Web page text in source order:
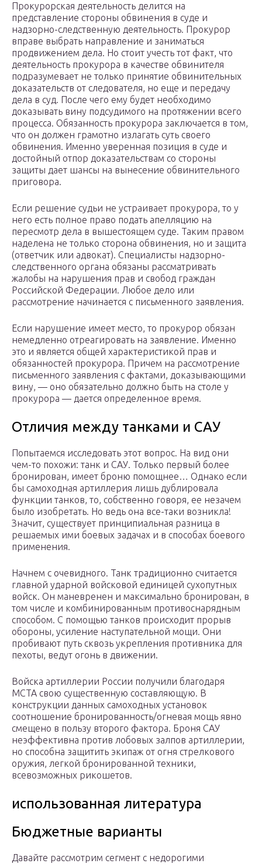
Прокурорская деятельность делится на
представление стороны обвинения в суде и
надзорно-следственную деятельность. Прокурор
вправе выбрать направление и заниматься
продвижением дела. Но стоит учесть тот факт, что
деятельность прокурора в качестве обвинителя
подразумевает не только принятие обвинительных
доказательств от следователя, но еще и передачу
дела в суд. После чего ему будет необходимо
доказывать вину подсудимого на протяжении всего
процесса. Обязанность прокурора заключается в том,
что он должен грамотно излагать суть своего
обвинения. Именно уверенная позиция в суде и
достойный отпор доказательствам со стороны
защиты дает шансы на вынесение обвинительного
приговора.
Если решение судьи не устраивает прокурора, то у
него есть полное право подать апелляцию на
пересмотр дела в вышестоящем суде. Таким правом
наделена не только сторона обвинения, но и защита
(ответчик или адвокат). Специалисты надзорно-
следственного органа обязаны рассматривать
жалобы на нарушения прав и свобод граждан
Российской Федерации. Любое дело или
рассмотрение начинается с письменного заявления.
Если нарушение имеет место, то прокурор обязан
немедленно отреагировать на заявление. Именно
это и является общей характеристикой прав и
обязанностей прокурора. Причем на рассмотрение
письменного заявления с фактами, доказывающими
вину, — оно обязательно должно быть на столе у
прокурора — дается определенное время.
Отличия между танками и САУ
Попытаемся исследовать этот вопрос. На вид они
чем-то похожи: танк и САУ. Только первый более
бронирован, имеет броню помощнее… Однако если
бы самоходная артиллерия лишь дублировала
функции танков, то, собственно говоря, ее незачем
было изобретать. Но ведь она все-таки возникла!
Значит, существует принципиальная разница в
решаемых ими боевых задачах и в способах боевого
применения.
Начнем с очевидного. Танк традиционно считается
главной ударной войсковой единицей сухопутных
войск. Он маневренен и максимально бронирован, в
том числе и комбинированным противоснарядным
способом. С помощью танков происходит прорыв
обороны, усиление наступательной мощи. Они
пробивают путь сквозь укрепления противника для
пехоты, ведут огонь в движении.
Войска артиллерии России получили благодаря
МСТА свою существенную составляющую. В
конструкции данных самоходных установок
соотношение бронированность/огневая мощь явно
смещено в пользу второго фактора. Броня САУ
неэффективна против лобовых залпов артиллерии,
но способна защитить экипаж от огня стрелкового
оружия, легкой бронированной техники,
всевозможных рикошетов.
использованная литература
Бюджетные варианты
Давайте рассмотрим сегмент с недорогими